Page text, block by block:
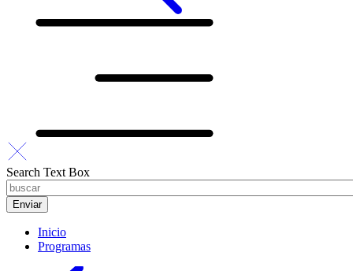
Search Text Box
Inicio
Programas